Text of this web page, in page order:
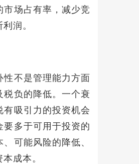
市场占有率，减少竞
润。
不是管理能力方面
税负的降低。一个衰
吸引力的投资机会
多于可用于投资的
可能风险的降低、
成本。